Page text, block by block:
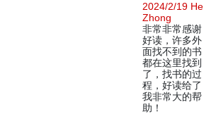
2024/2/19 He
Zhong
非常非常感谢
好读，许多外
面找不到的书
都在这里找到
了，找书的过
程，好读给了
我非常大的帮
助！